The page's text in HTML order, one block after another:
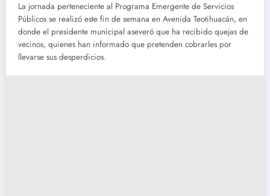
La jornada perteneciente al Programa Emergente de Servicios
Públicos se realizó este fin de semana en Avenida Teotihuacán, en
donde el presidente municipal aseveró que ha recibido quejas de
vecinos, quienes han informado que pretenden cobrarles por
llevarse sus desperdicios.